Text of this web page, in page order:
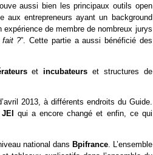
aussi bien les principaux outils open
entrepreneurs ayant un background
de membre de nombreux jurys
fait ?”. Cette partie a aussi bénéficié des
etincubateurset structures de
2013, à différents endroits du Guide.
JEIqui a encore changé et enfin, ce qui
national dans Bpifrance. L’ensemble